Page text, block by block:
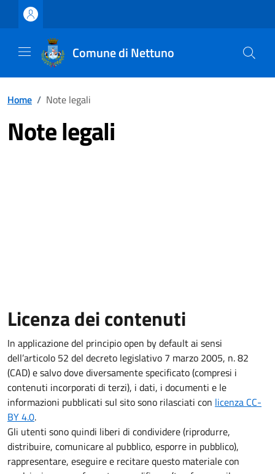
Vai ai contenuti
Vai al footer
Comune di Nettuno
Home / Note legali
Note legali
Licenza dei contenuti
In applicazione del principio open by default ai sensi
dell’articolo 52 del decreto legislativo 7 marzo 2005, n. 82
(CAD) e salvo dove diversamente specificato (compresi i
contenuti incorporati di terzi), i dati, i documenti e le
informazioni pubblicati sul sito sono rilasciati con licenza CC-
BY 4.0.
Gli utenti sono quindi liberi di condividere (riprodurre,
distribuire, comunicare al pubblico, esporre in pubblico),
rappresentare, eseguire e recitare questo materiale con